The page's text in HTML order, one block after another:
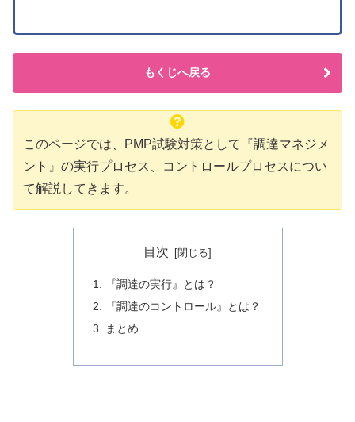
もくじへ戻る
このページでは、PMP試験対策として『調達マネジメ
ント』の実行プロセス、コントロールプロセスについ
て解説してきます。
目次
『調達の実行』とは？
『調達のコントロール』とは？
まとめ